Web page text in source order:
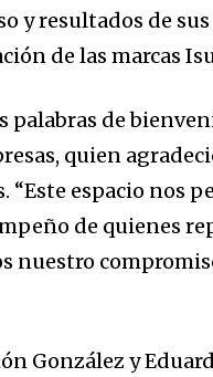
y resultados de
de las marcas
palabras de
quien
“Este espacio nos
de quienes
nuestro
González y